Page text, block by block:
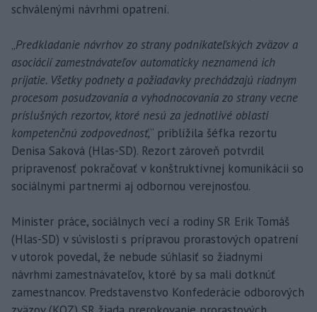
schválenými návrhmi opatrení.
„Predkladanie návrhov zo strany podnikateľských zväzov a
asociácií zamestnávateľov automaticky neznamená ich
prijatie. Všetky podnety a požiadavky prechádzajú riadnym
procesom posudzovania a vyhodnocovania zo strany vecne
príslušných rezortov, ktoré nesú za jednotlivé oblasti
kompetenčnú zodpovednosť,“ priblížila šéfka rezortu
Denisa Saková (Hlas-SD). Rezort zároveň potvrdil
pripravenosť pokračovať v konštruktívnej komunikácii so
sociálnymi partnermi aj odbornou verejnosťou.
Minister práce, sociálnych vecí a rodiny SR Erik Tomáš
(Hlas-SD) v súvislosti s prípravou prorastových opatrení
v utorok povedal, že nebude súhlasiť so žiadnymi
návrhmi zamestnávateľov, ktoré by sa mali dotknúť
zamestnancov. Predstavenstvo Konfederácie odborových